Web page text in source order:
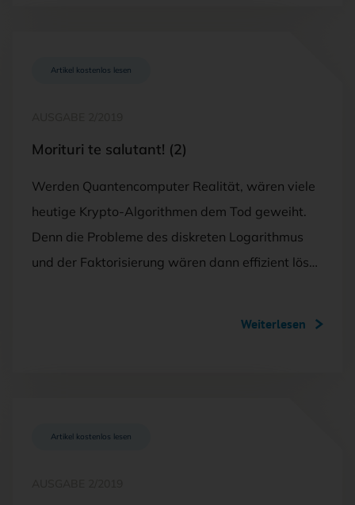
Artikel kostenlos lesen
Morituri te salutant! (2)
Werden Quantencomputer Realität, wären viele
heutige Krypto-Algorithmen dem Tod geweiht.
Denn die Probleme des diskreten Logarithmus
und der Faktorisierung wären dann effizient lös…
Weiterlesen
Artikel kostenlos lesen